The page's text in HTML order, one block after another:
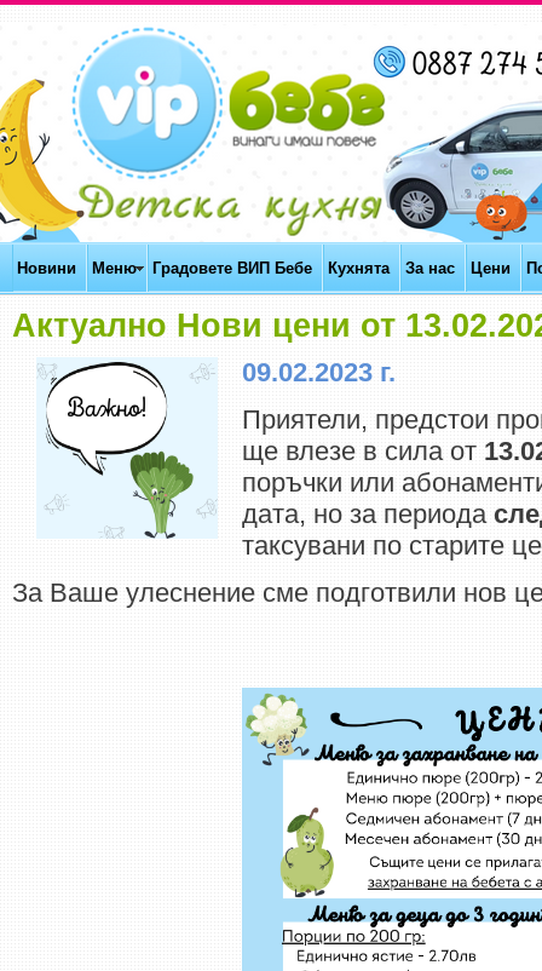
Новини Меню Градовете ВИП Бебе Кухнята За нас Цени
Актуално Нови цени от
09.02.2023 г.
Приятели, предстои
ще влезе в сила от
поръчки или
дата, но за периода
таксувани по старите
За Ваше улеснение сме подготвили нов